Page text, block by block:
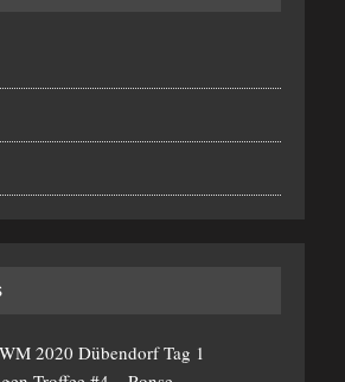
2020 Dübendorf Tag 1